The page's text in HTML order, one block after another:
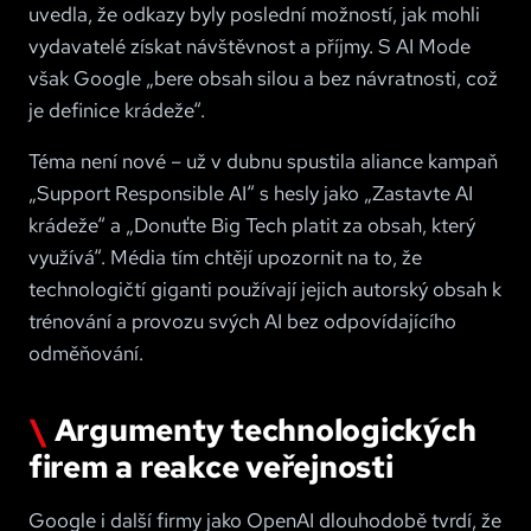
uvedla, že odkazy byly poslední možností, jak mohli
vydavatelé získat návštěvnost a příjmy. S AI Mode
však Google „bere obsah silou a bez návratnosti, což
je definice krádeže“.
Téma není nové – už v dubnu spustila aliance kampaň
„Support Responsible AI“ s hesly jako „Zastavte AI
krádeže“ a „Donuťte Big Tech platit za obsah, který
využívá“. Média tím chtějí upozornit na to, že
technologičtí giganti používají jejich autorský obsah k
trénování a provozu svých AI bez odpovídajícího
odměňování.
Argumenty technologických
firem a reakce veřejnosti
Google i další firmy jako OpenAI dlouhodobě tvrdí, že